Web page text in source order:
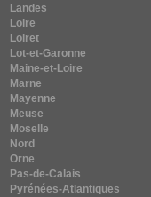
Landes
Loire
Loiret
Lot-et-Garonne
Maine-et-Loire
Marne
Mayenne
Meuse
Moselle
Nord
Orne
Pas-de-Calais
Pyrénées-Atlantiques